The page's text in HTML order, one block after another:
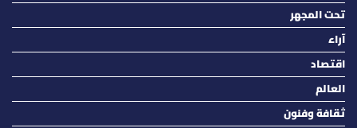
تحت المجهر
آراء
اقتصاد
العالم
ثقافة وفنون